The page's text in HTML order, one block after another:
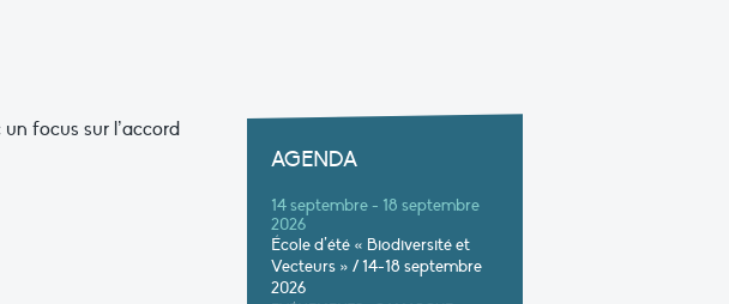
focus sur l’accord
AGENDA
14 septembre - 18 septembre
2026
École d’été « Biodiversité et
Vecteurs » / 14-18 septembre
2026